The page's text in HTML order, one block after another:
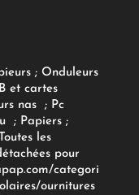
; Onduleurs
et cartes
nas ; Pc
; Papiers;
Toutes les
pour
categori
ournitures